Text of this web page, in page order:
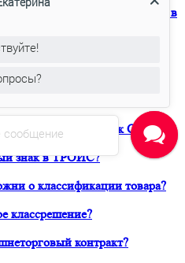
мажорных обстоятельствах в
при транзите и
компании на ВЭД?
продукт на рынок США?
знак в ТРОИС?
о классификации товара?
классрешение?
контракт?
сообщение